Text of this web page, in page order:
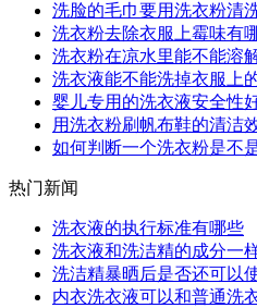
洗脸的毛巾要用洗衣粉清
洗衣粉去除衣服上霉味有
洗衣粉在凉水里能不能溶
洗衣液能不能洗掉衣服上
婴儿专用的洗衣液安全性
用洗衣粉刷帆布鞋的清洁
如何判断一个洗衣粉是不
热门新闻
洗衣液的执行标准有哪些
洗衣液和洗洁精的成分一
洗洁精暴晒后是否还可以
内衣洗衣液可以和普通洗